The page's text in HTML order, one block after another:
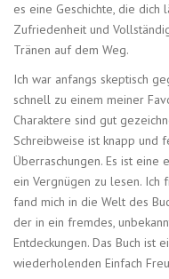
es eine Geschichte, die
Zufriedenheit und
Tränen auf dem Weg.
Ich war anfangs skeptisch
schnell zu einem meiner
Charaktere sind gut
Schreibweise ist knapp und
Überraschungen. Es ist eine
ein Vergnügen zu lesen. Ich
fand mich in die Welt des
der in ein fremdes,
Entdeckungen. Das Buch ist
wiederholenden Einfach